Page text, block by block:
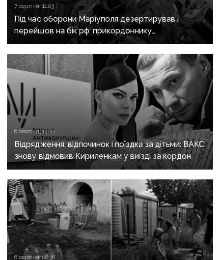
7 серпня, 11:03
Під час оборони Маріуполя дезертирував і
перейшов на бік рф: прикордоннику
з «Азовсталі» повідомили про підозру
6 серпня, 14:00
Відрядження, відпочинок і поїздка за дітьми: ВАКС
знову відмовив Кириленкам у виїзді за кордон
6 серпня, 08:36